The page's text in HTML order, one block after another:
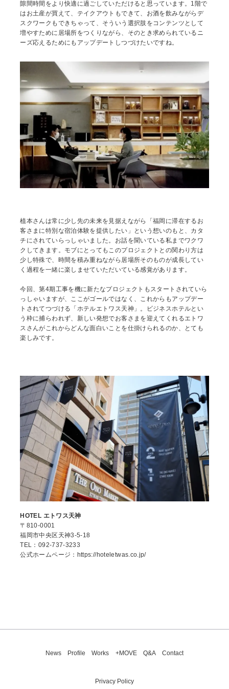
隙間時間をより快適に過ごしていただけると思っています。1階で
はお土産が買えて、テイクアウトもできて、お酒を飲みながらデ
スクワークもできちゃって、そういう選択肢をコンテンツとして
増やすために居場所をつくりながら、そのとき求められているニ
ーズ応えるためにもアップデートしつづけたいですね。
植本さんは常に少し先の未来を見据えながら「福岡に滞在するお
客さまに特別な宿泊体験を提供したい」という想いのもと、カタ
チにされていらっしゃいました。お話を聞いている私までワクワ
クしてきます。モブにとってもこのプロジェクトとの関わり方は
少し特殊で、時間を積み重ねながら居場所そのものが成長してい
く過程を一緒に楽しませていただいている感覚があります。
今回、第4期工事を機に新たなプロジェクトもスタートされていら
っしゃいますが、ここがゴールではなく、これからもアップデー
トされてつづける「ホテルエトワス天神」。ビジネスホテルとい
う枠に捕らわれず、新しい発想でお客さまを迎えてくれるエトワ
スさんがこれからどんな面白いことを仕掛けられるのか、とても
楽しみです。
HOTEL エトワス天神
〒810-0001
福岡市中央区天神3-5‐18
TEL：092‐737‐3233
公式ホームページ： https://hoteletwas.co.jp/
News Profile Works +MOVE Q&A Contact
Privacy Policy